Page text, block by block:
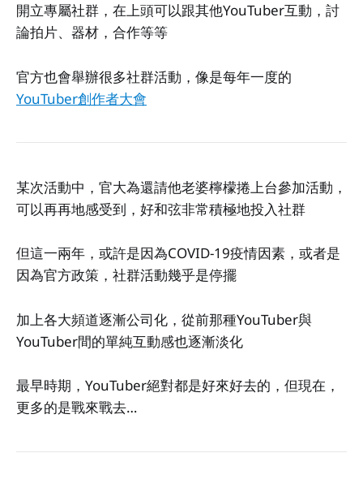
開立專屬社群，在上頭可以跟其他YouTuber互動，討
論拍片、器材，合作等等
官方也會舉辦很多社群活動，像是每年一度的
YouTuber創作者大會
某次活動中，官大為還請他老婆檸檬捲上台參加活動，
可以再再地感受到，好和弦非常積極地投入社群
但這一兩年，或許是因為COVID-19疫情因素，或者是
因為官方政策，社群活動幾乎是停擺
加上各大頻道逐漸公司化，從前那種YouTuber與
YouTuber間的單純互動感也逐漸淡化
最早時期，YouTuber絕對都是好來好去的，但現在，
更多的是戰來戰去…